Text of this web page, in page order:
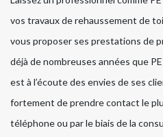
vos travaux de rehaussement de
vous proposer ses prestations de
déjà de nombreuses années que
est à l’écoute des envies de ses
fortement de prendre contact le
téléphone ou par le biais de la